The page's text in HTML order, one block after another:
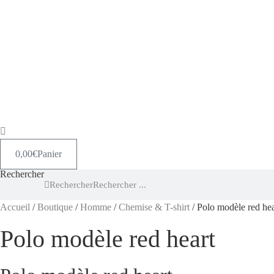
0,00€Panier
Rechercher
Rechercher
Accueil /Boutique /Homme /Chemise & T-shirt / Polo modèle red
Polo modèle red heart